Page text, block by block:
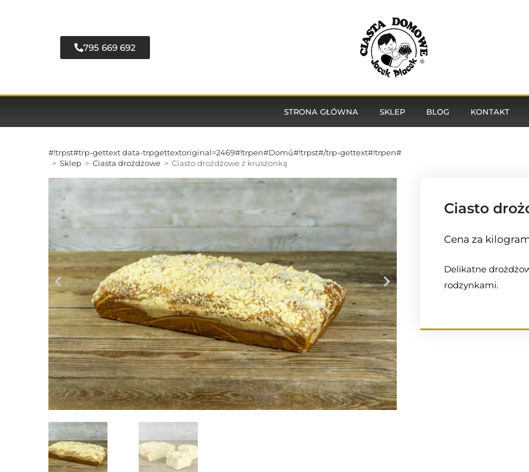
795 669 692
STRONA GŁÓWNA SKLEP BLOG KONTAKT
#!trpst#trp-gettext data-trpgettextoriginal=2469#!trpen#Domů#!trpst#/trp-gettext#!trpen#
> Sklep > Ciasta drożdżowe > Ciasto drożdżowe z kruszonką
Ciasto
Cena za
Delikatne
rodzynkami.